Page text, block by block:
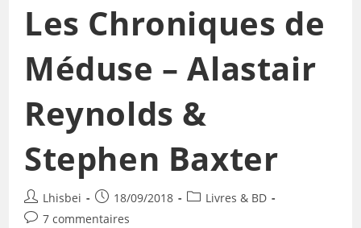
Les Chroniques de
Méduse – Alastair
Reynolds &
Stephen Baxter
Lhisbei 18/09/2018
Livres & BD
7 commentaires